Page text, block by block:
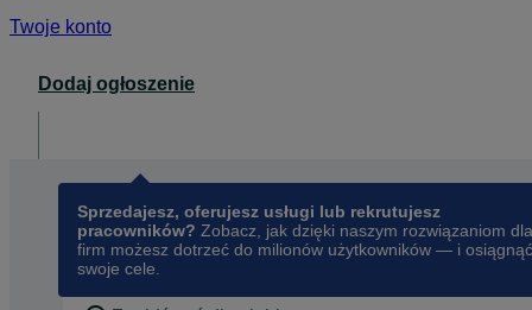
Twoje konto
Dodaj ogłoszenie
Sprzedajesz, oferujesz usługi lub rekrutujesz
pracowników? Zobacz, jak dzięki naszym rozwiązaniom dla
firm możesz dotrzeć do milionów użytkowników — i osiągnąć
swoje cele.